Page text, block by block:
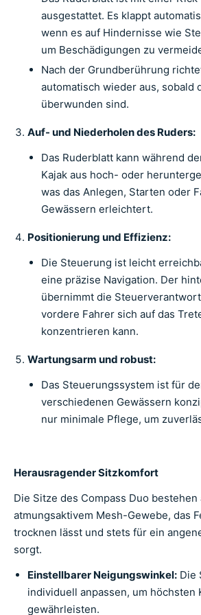
ausgestattet. Es klappt
wenn es auf Hindernisse wie
um Beschädigungen zu
Nach der Grundberührung
automatisch wieder aus, sobald
überwunden sind.
Auf- und Niederholen des Ruders:
Das Ruderblatt kann während
Kajak aus hoch- oder
was das Anlegen, Starten oder
Gewässern erleichtert.
Positionierung und Effizienz:
Die Steuerung ist leicht
eine präzise Navigation. Der
übernimmt die
vordere Fahrer sich auf das
konzentrieren kann.
Wartungsarm und robust:
Das Steuerungssystem ist für
verschiedenen Gewässern
nur minimale Pflege, um
Herausragender Sitzkomfort
Die Sitze des Compass Duo bestehen
atmungsaktivem Mesh-Gewebe, das
trocknen lässt und stets für ein
sorgt.
Einstellbarer Neigungswinkel: Die
individuell anpassen, um höchsten
gewährleisten.